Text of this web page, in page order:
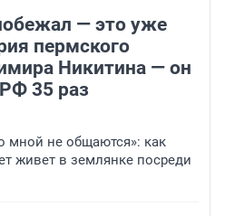
— это уже
пермского
Никитина — он
35 раз
мной не общаются»: как
живет в землянке посреди